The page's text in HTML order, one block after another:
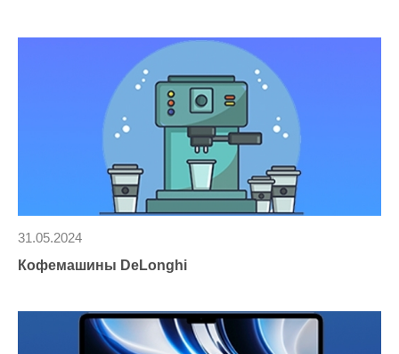
Кофемашины DeLonghi
31.05.2024